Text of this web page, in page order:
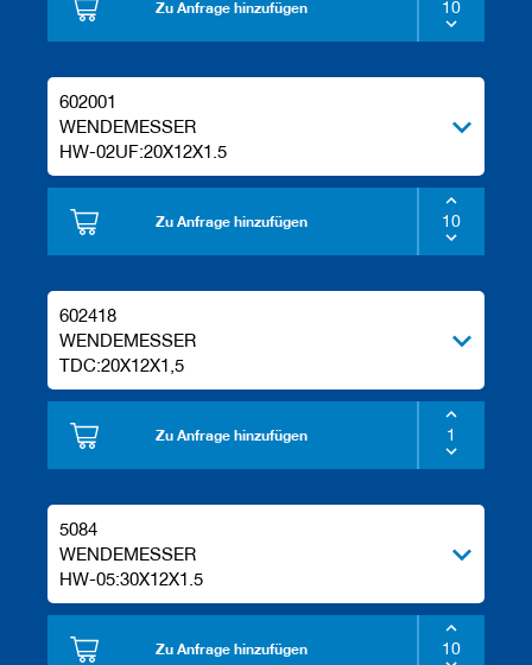
Zu Anfrage hinzufügen
602001
WENDEMESSER
HW-02UF:20X12X1.5
Zu Anfrage hinzufügen
602418
WENDEMESSER
TDC:20X12X1,5
Zu Anfrage hinzufügen
5084
WENDEMESSER
HW-05:30X12X1.5
Zu Anfrage hinzufügen